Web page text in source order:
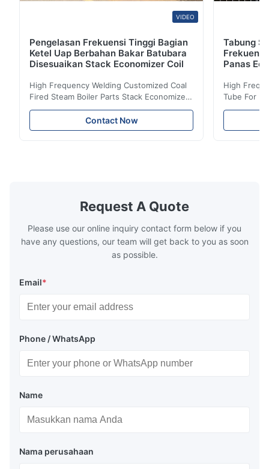
VIDEO
Pengelasan Frekuensi Tinggi Bagian
Ketel Uap Berbahan Bakar Batubara
Disesuaikan Stack Economizer Coil
High Frequency Welding Customized Coal
Fired Steam Boiler Parts Stack Economizer
Coil Boiler economizer Boiler Economizer is
the energy improving device that helps to
reduce the cost of operation by saving the
boilers is generally in the temperature
range of 200°C – 250°C, so there
Contact Now
Tabung
Panas
High
Tube For
reduce the
Request A Quote
Please use our online inquiry contact form below if you
have any questions, our team will get back to you as soon
as possible.
Email*
Phone / WhatsApp
Name
Nama perusahaan